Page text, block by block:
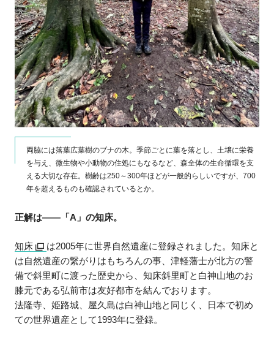
両脇には落葉広葉樹のブナの木。季節ごとに葉を落とし、土壌に栄養
を与え、微生物や小動物の住処にもなるなど、森全体の生命循環を支
える大切な存在。樹齢は250～300年ほどが一般的らしいですが、700
年を超えるものも確認されているとか。
正解は――「A」の知床。
知床
は2005年に世界自然遺産に登録されました。知床と
は自然遺産の繋がりはもちろんの事、津軽藩士が北方の警
備で斜里町に渡った歴史から、知床斜里町と白神山地のお
膝元である弘前市は友好都市を結んでおります。
法隆寺、姫路城、屋久島は白神山地と同じく、日本で初め
ての世界遺産として1993年に登録。